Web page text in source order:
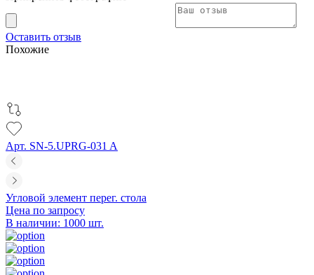
Оставить отзыв
Похожие
Арт. SN-5.UPRG-031 A
Угловой элемент перег. стола
Цена по запросу
В наличии: 1000 шт.